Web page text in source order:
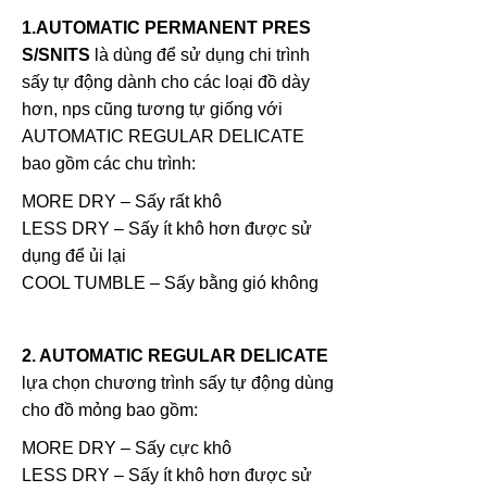
1.AUTOMATIC PERMANENT PRES
S/SNITS là dùng để sử dụng chi trình
sấy tự động dành cho các loại đồ dày
hơn, nps cũng tương tự giống với
AUTOMATIC REGULAR DELICATE
bao gồm các chu trình:
MORE DRY – Sấy rất khô
LESS DRY – Sấy ít khô hơn được sử
dụng để ủi lại
COOL TUMBLE – Sấy bằng gió không
2. AUTOMATIC REGULAR DELICATE
lựa chọn chương trình sấy tự động dùng
cho đồ mỏng bao gồm:
MORE DRY – Sấy cực khô
LESS DRY – Sấy ít khô hơn được sử